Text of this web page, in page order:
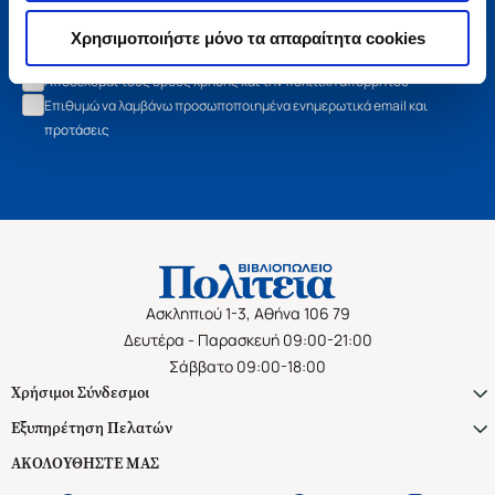
Χρησιμοποιήστε μόνο τα απαραίτητα cookies
Αποδέχομαι τους όρους χρήσης και την πολιτική απορρήτου
Επιθυμώ να λαμβάνω προσωποποιημένα ενημερωτικά email και
προτάσεις
Ασκληπιού 1-3, Αθήνα 106 79
Δευτέρα - Παρασκευή 09:00-21:00
Σάββατο 09:00-18:00
Χρήσιμοι Σύνδεσμοι
Εξυπηρέτηση Πελατών
ΑΚΟΛΟΥΘΗΣΤΕ ΜΑΣ